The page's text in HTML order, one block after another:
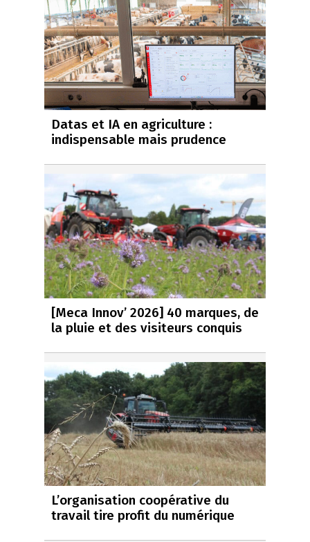
Datas et IA en agriculture :
indispensable mais prudence
[Meca Innov’ 2026] 40 marques, de
la pluie et des visiteurs conquis
L’organisation coopérative du
travail tire profit du numérique